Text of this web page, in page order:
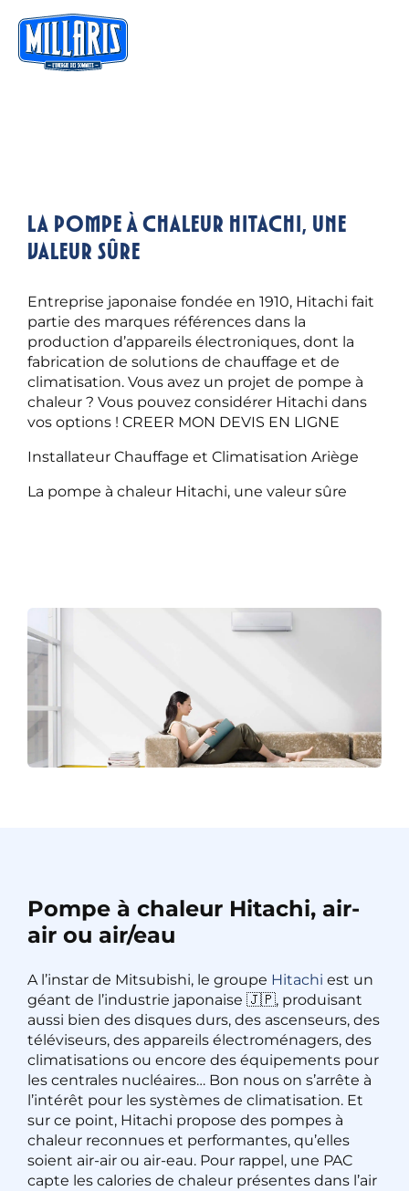
La pompe à chaleur Hitachi, une
valeur sûre
Entreprise japonaise fondée en 1910, Hitachi fait
partie des marques références dans la
production d’appareils électroniques, dont la
fabrication de solutions de chauffage et de
climatisation. Vous avez un projet de pompe à
chaleur ? Vous pouvez considérer Hitachi dans
vos options ! CREER MON DEVIS EN LIGNE
Installateur Chauffage et Climatisation Ariège
La pompe à chaleur Hitachi, une valeur sûre
Pompe à chaleur Hitachi, air-
air ou air/eau
A l’instar de Mitsubishi, le groupe Hitachi est un
géant de l’industrie japonaise 🇯🇵, produisant
aussi bien des disques durs, des ascenseurs, des
téléviseurs, des appareils électroménagers, des
climatisations ou encore des équipements pour
les centrales nucléaires… Bon nous on s’arrête à
l’intérêt pour les systèmes de climatisation. Et
sur ce point, Hitachi propose des pompes à
chaleur reconnues et performantes, qu’elles
soient air-air ou air-eau. Pour rappel, une PAC
capte les calories de chaleur présentes dans l’air